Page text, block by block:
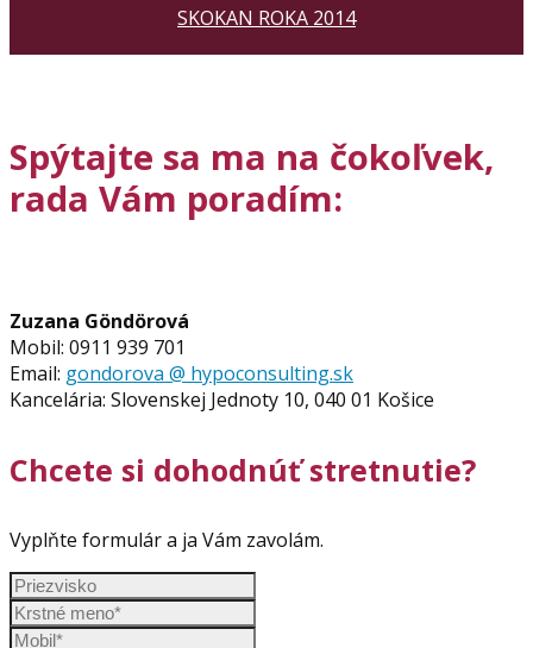
SKOKAN ROKA 2014
Spýtajte sa ma na čokoľvek,
rada Vám poradím:
Zuzana Göndörová
Mobil: 0911 939 701
Email: gondorova @ hypoconsulting.sk
Kancelária: Slovenskej Jednoty 10, 040 01 Košice
Chcete si dohodnúť stretnutie?
Vyplňte formulár a ja Vám zavolám.